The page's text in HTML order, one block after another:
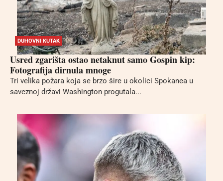
DUHOVNI KUTAK
Usred zgarišta ostao netaknut samo Gospin kip:
Fotografija dirnula mnoge
Tri velika požara koja se brzo šire u okolici Spokanea u
saveznoj državi Washington progutala...